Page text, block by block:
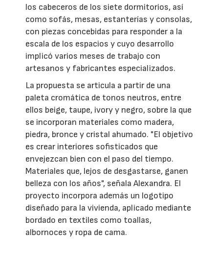
los cabeceros de los siete dormitorios, así
como sofás, mesas, estanterías y consolas,
con piezas concebidas para responder a la
escala de los espacios y cuyo desarrollo
implicó varios meses de trabajo con
artesanos y fabricantes especializados.
La propuesta se articula a partir de una
paleta cromática de tonos neutros, entre
ellos beige, taupe, ivory y negro, sobre la que
se incorporan materiales como madera,
piedra, bronce y cristal ahumado. "El objetivo
es crear interiores sofisticados que
envejezcan bien con el paso del tiempo.
Materiales que, lejos de desgastarse, ganen
belleza con los años", señala Alexandra. El
proyecto incorpora además un logotipo
diseñado para la vivienda, aplicado mediante
bordado en textiles como toallas,
albornoces y ropa de cama.